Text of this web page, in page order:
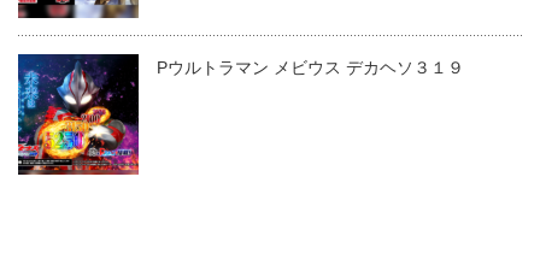
Pウルトラマン メビウス デカヘソ３１９